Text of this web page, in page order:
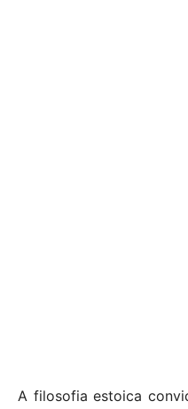
A filosofia estoica